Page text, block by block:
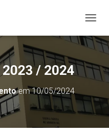
/ 2024
em10/05/2024